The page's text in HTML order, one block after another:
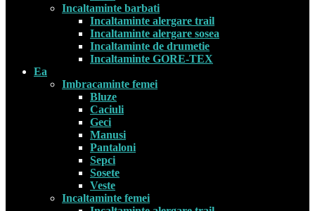
Incaltaminte barbati
Incaltaminte alergare trail
Incaltaminte alergare sosea
Incaltaminte de drumetie
Incaltaminte GORE-TEX
Ea
Imbracaminte femei
Bluze
Caciuli
Geci
Manusi
Pantaloni
Sepci
Sosete
Veste
Incaltaminte femei